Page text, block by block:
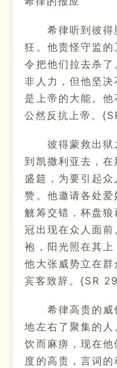
希律听到彼得
狂。他责怪守监
令把他们拉去杀
非人力，但他坚
是上帝的大能。
公然反抗上帝。
彼得蒙救出狱
到凯撒利亚去，
盛筵，为要引起
赞。他邀请各处
觥筹交错，杯盘
冠出现在众人面
袍，阳光照在其上
他大张威势立在
宾客致辞。{SR
希律高贵的威
地左右了聚集的
饮而麻痹，现在
度的高贵，言词